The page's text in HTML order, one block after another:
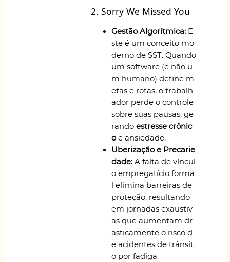
2. Sorry We Missed You
Gestão Algorítmica: E
ste é um conceito mo
derno de SST. Quando
um software (e não u
m humano) define m
etas e rotas, o trabalh
ador perde o controle
sobre suas pausas, ge
rando estresse crônic
oe ansiedade.
Uberização e Precarie
dade: A falta de víncul
o empregatício forma
l elimina barreiras de
proteção, resultando
em jornadas exaustiv
as que aumentam dr
asticamente o risco d
e acidentes de trânsit
o por fadiga.